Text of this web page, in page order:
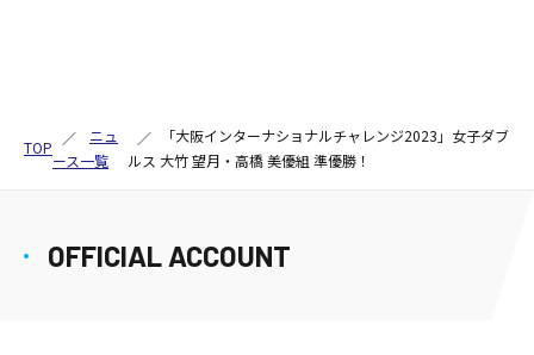
TOP
ニュ
ース一覧
「大阪インターナショナルチャレンジ2023」女子ダブ
ルス 大竹 望月・高橋 美優組 準優勝！
OFFICIAL ACCOUNT